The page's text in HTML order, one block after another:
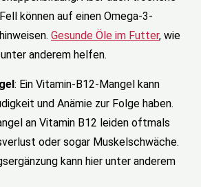
können auf einen Omega-3-
Gesunde Öle im Futter, wie
anderem helfen.
: Ein Vitamin-B12-Mangel kann
und Anämie zur Folge haben.
an Vitamin B12 leiden oftmals
oder sogar Muskelschwäche.
kann hier unter anderem